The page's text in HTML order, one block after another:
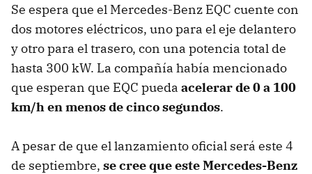
Se espera que el Mercedes-Benz EQC cuente con
dos motores eléctricos, uno para el eje delantero
y otro para el trasero, con una potencia total de
hasta 300 kW. La compañía había mencionado
que esperan que EQC pueda acelerar de 0 a 100
km/h en menos de cinco segundos.
A pesar de que el lanzamiento oficial será este 4
de septiembre, se cree que este Mercedes-Benz